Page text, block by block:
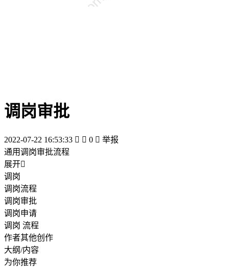
调岗审批
2022-07-22 16:53:33   0  举报
通用调岗审批流程
展开
调岗
调岗流程
调岗审批
调岗申请
调岗 流程
作者其他创作
大纲/内容
为你推荐